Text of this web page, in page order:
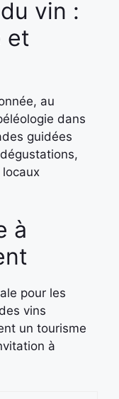
vin :
et
au
dans
guidées
à
pour les
vins
un tourisme
à